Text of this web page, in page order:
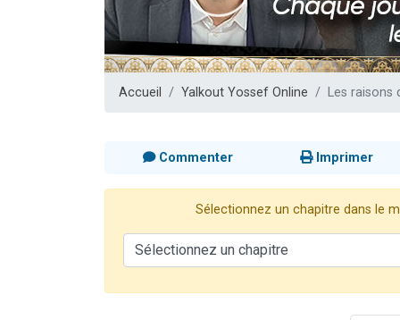
Il reste
Eva vient
Accueil Yalkout Yossef Online Les raisons
Commenter Imprimer
Sélectionnez un chapitre dans le